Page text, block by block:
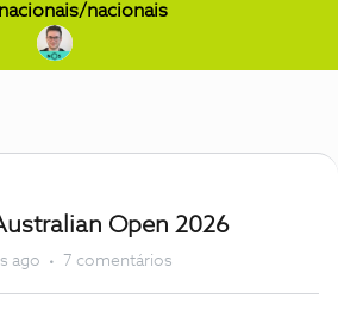
nacionais
Open 2026
ago 7 comentários